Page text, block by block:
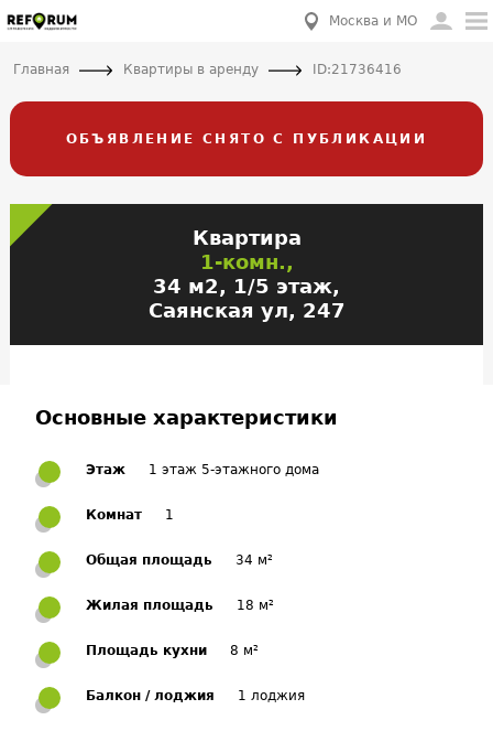
Москва и МО
Главная Квартиры в аренду ID:21736416
ОБЪЯВЛЕНИЕ СНЯТО С ПУБЛИКАЦИИ
Квартира
1-комн.,
34 м2, 1/5 этаж,
Саянская ул, 247
Основные характеристики
Этаж 1 этаж 5-этажного дома
Комнат 1
Общая площадь 34 м²
Жилая площадь 18 м²
Площадь кухни 8 м²
Балкон / лоджия 1 лоджия